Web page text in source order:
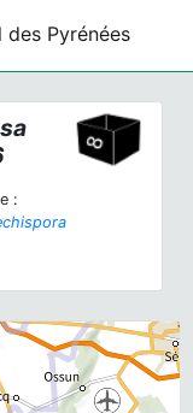
Pyrénées
: